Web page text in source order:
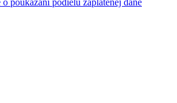
o poukázaní podielu zaplatenej dane